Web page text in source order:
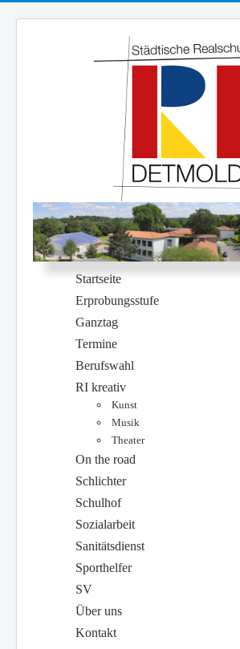
Startseite
Erprobungsstufe
Ganztag
Termine
Berufswahl
RI kreativ
Kunst
Musik
Theater
On the road
Schlichter
Schulhof
Sozialarbeit
Sanitätsdienst
Sporthelfer
SV
Über uns
Kontakt